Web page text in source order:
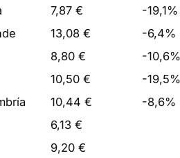
7,87 €
-19,1%
13,08 €
-6,4%
8,80 €
-10,6%
10,50 €
-19,5%
10,44 €
-8,6%
6,13 €
9,20 €